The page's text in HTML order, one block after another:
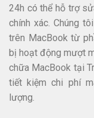
24h có thể hỗ trợ
chính xác. Chúng
trên MacBook từ
bị hoạt động mượt
chữa MacBook tại
tiết kiệm chi phí
lượng.